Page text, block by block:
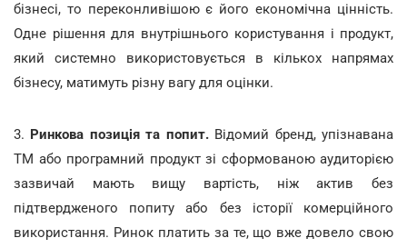
бізнесі, то переконливішою є його економічна цінність.
Одне рішення для внутрішнього користування і продукт,
який системно використовується в кількох напрямах
бізнесу, матимуть різну вагу для оцінки.
3. Ринкова позиція та попит.Відомий бренд, упізнавана
ТМ або програмний продукт зі сформованою аудиторією
зазвичай мають вищу вартість, ніж актив без
підтвердженого попиту або без історії комерційного
використання. Ринок платить за те, що вже довело свою